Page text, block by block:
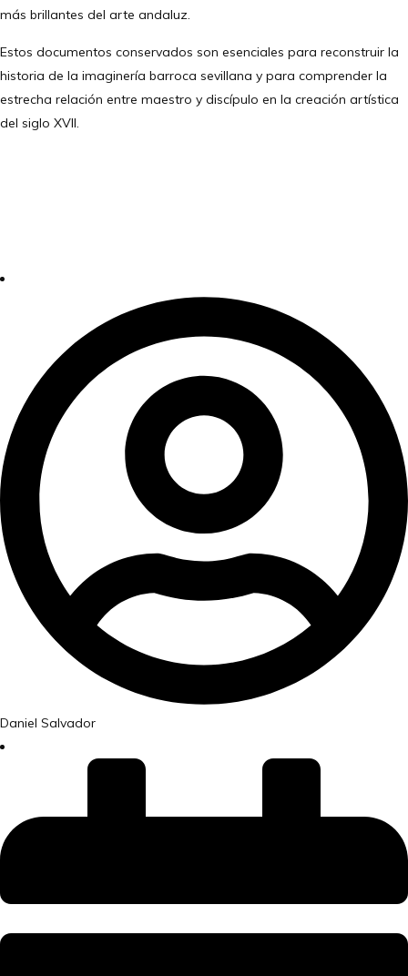
más brillantes del arte andaluz.
Estos documentos conservados son esenciales para reconstruir la
historia de la imaginería barroca sevillana y para comprender la
estrecha relación entre maestro y discípulo en la creación artística
del siglo XVII.
Daniel Salvador